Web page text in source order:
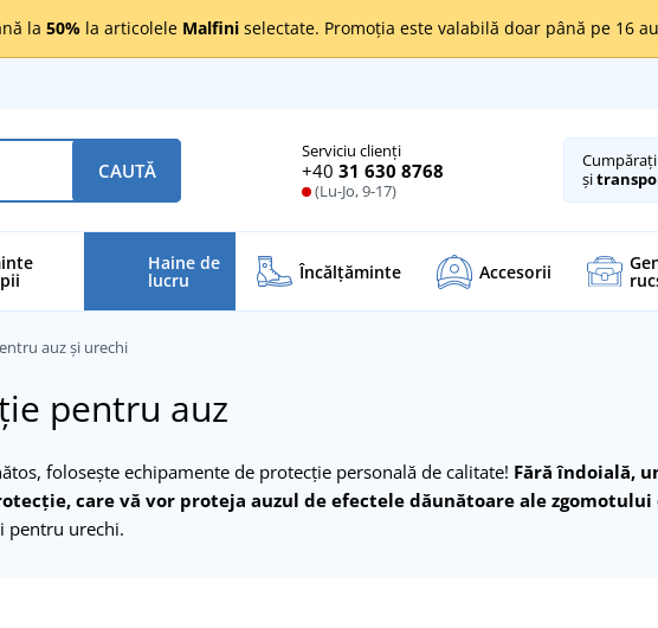
la 50% la articolele Malfini selectate. Promoția este valabilă doar până pe 16
Serviciu clienți
+40 31 630 8768
(Lu-Jo, 9-17)
CAUTĂ
și
Haine de
lucru Încălţăminte Accesorii
auz și urechi
pentru auz
folosește echipamente de protecție personală de calitate! Fără îndoială,
care vă vor proteja auzul de efectele dăunătoare ale zgomotului
pentru urechi.